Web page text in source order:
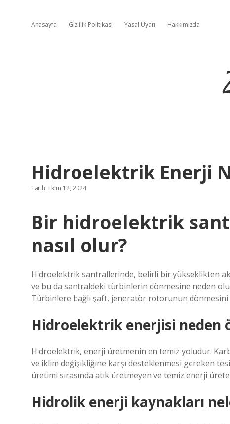
Anasayfa Gizlilik Politikası Yasal Uyarı Hakkımızda
Hidroelektrik Enerji
Tarih: Ekim 12, 2024
Bir hidroelektrik
nasıl olur?
Hidroelektrik santrallerinde, belirli bir yükseklikten
ve bu da santraldeki türbinlerin dönmesine neden
Türbinlere bağlı şaft, jeneratör rotorunun dönmesini
Hidroelektrik enerjisi neden
Hidroelektrik, enerji üretmenin en temiz yoludur.
ve iklim değişikliğine karşı desteklenmesi gereken
üretimi sırasında atık üretmeyen ve temiz enerji
Hidrolik enerji kaynakları